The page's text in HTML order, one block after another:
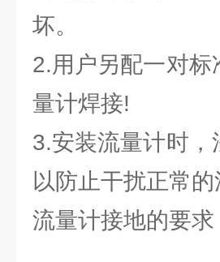
坏。
2.用户另配一对
量计焊接!
3.安装流量计时
以防止干扰正常的
流量计接地的要求